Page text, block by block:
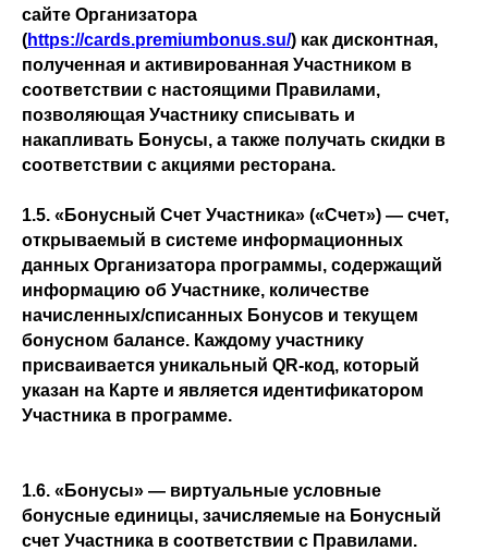
сайте Организатора
(https://cards.premiumbonus.su/) как дисконтная,
полученная и активированная Участником в
соответствии с настоящими Правилами,
позволяющая Участнику списывать и
накапливать Бонусы, а также получать скидки в
соответствии с акциями ресторана.
1.5. «Бонусный Счет Участника» («Счет») — счет,
открываемый в системе информационных
данных Организатора программы, содержащий
информацию об Участнике, количестве
начисленных/списанных Бонусов и текущем
бонусном балансе. Каждому участнику
присваивается уникальный QR-код, который
указан на Карте и является идентификатором
Участника в программе.
1.6. «Бонусы» — виртуальные условные
бонусные единицы, зачисляемые на Бонусный
счет Участника в соответствии с Правилами.